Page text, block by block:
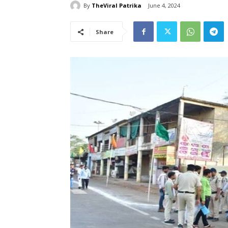
By TheViral Patrika June 4, 2024
Share